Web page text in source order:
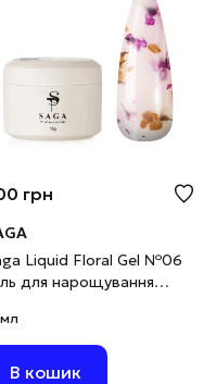
грн
Liquid Floral Gel №06
для нарощування
сухоцвітами,
мл
В кошик